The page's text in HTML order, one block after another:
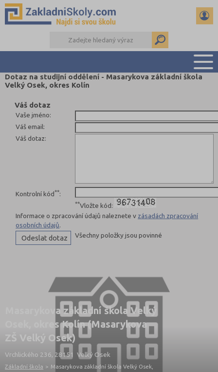
RADY A ČLÁNKY
ČTENÁŘSKÝ DENÍK
Dotaz na studijní oddělení - Masarykova základní škola
Velký Osek, okres Kolín
Váš dotaz
Vaše jméno:
Váš email:
Váš dotaz:
Kontrolní kód**:
**Vložte kód:
Informace o zpracování údajů naleznete v zásadách zpracování
osobních údajů.
Všechny položky jsou povinné
Masarykova základní škola Velký
Osek, okres Kolín (Masarykova
ZŠ Velký Osek)
Vrchlického 236, 28151 Velký Osek
Základní škola > Masarykova základní škola Velký Osek,